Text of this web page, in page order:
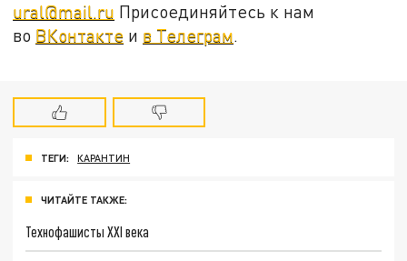
ural@mail.ru Присоединяйтесь к нам
во ВКонтакте и в Телеграм.
ТЕГИ: КАРАНТИН
ЧИТАЙТЕ ТАКЖЕ:
Технофашисты XXI века